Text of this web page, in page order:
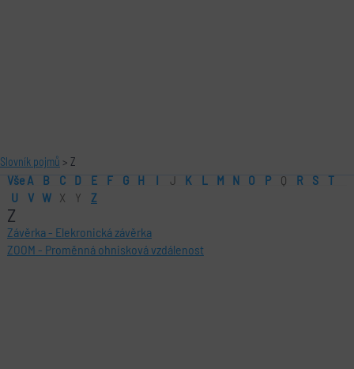
Slovník pojmů > Z
Vše A B C D E F G H I J K L M N O P Q R S
T
U
V W X Y Z
Z
Závěrka- Elekronická závěrka
ZOOM - Proměnná ohnisková vzdálenost